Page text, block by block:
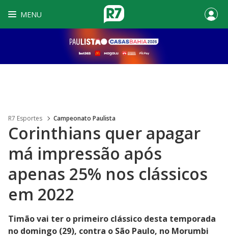
MENU
R7 Esportes Campeonato Paulista
Corinthians quer apagar
má impressão após
apenas 25% nos clássicos
em 2022
Timão vai ter o primeiro clássico desta temporada
no domingo (29), contra o São Paulo, no Morumbi